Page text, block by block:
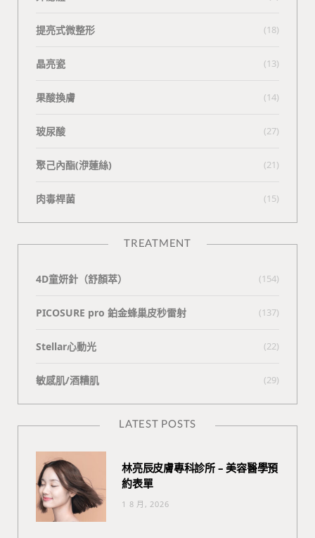
提亮式微整形 (18)
晶亮瓷 (13)
果酸換膚 (14)
玻尿酸 (27)
聚己內酯(洢蓮絲) (21)
肉毒桿菌 (15)
TREATMENT
4D童妍針（舒顏萃） (154)
PICOSURE pro 鉑金蜂巢皮秒雷射 (137)
Stellar心動光 (22)
敏感肌/酒糟肌 (29)
LATEST POSTS
林亮辰皮膚專科診所 – 美容醫學預
約表單
1 8 月, 2026